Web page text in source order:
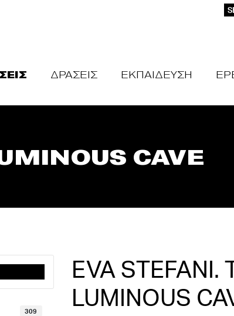
ΔΡΑΣΕΙΣ ΕΚΠΑΙΔΕΥΣΗ
CAVE
309
EVA STEFANI.
LUMINOUS